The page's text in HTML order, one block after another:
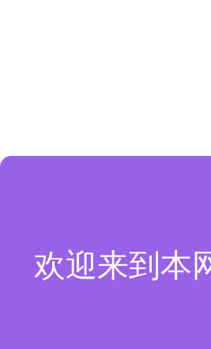
欢迎来到本